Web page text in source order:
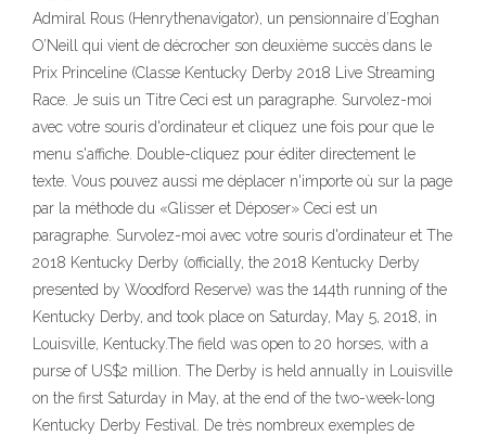
Admiral Rous (Henrythenavigator), un pensionnaire d’Eoghan
O’Neill qui vient de décrocher son deuxième succès dans le
Prix Princeline (Classe Kentucky Derby 2018 Live Streaming
Race. Je suis un Titre Ceci est un paragraphe. Survolez-moi
avec votre souris d'ordinateur et cliquez une fois pour que le
menu s'affiche. Double-cliquez pour éditer directement le
texte. Vous pouvez aussi me déplacer n'importe où sur la page
par la méthode du «Glisser et Déposer» Ceci est un
paragraphe. Survolez-moi avec votre souris d'ordinateur et The
2018 Kentucky Derby (officially, the 2018 Kentucky Derby
presented by Woodford Reserve) was the 144th running of the
Kentucky Derby, and took place on Saturday, May 5, 2018, in
Louisville, Kentucky.The field was open to 20 horses, with a
purse of US$2 million. The Derby is held annually in Louisville
on the first Saturday in May, at the end of the two-week-long
Kentucky Derby Festival. De très nombreux exemples de